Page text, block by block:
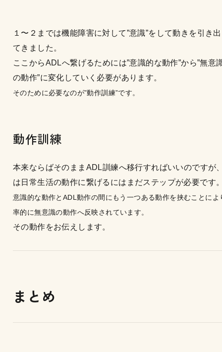
１〜２までは機能障害に対して”意識”をして動きを引き
てきました。
ここからADLへ繋げるためには”意識的な動作”から”無意
の動作”に変化していく必要があります。
そのために必要なのが”動作訓練”です。
動作訓練
本来ならばそのままADL訓練へ移行すればいいのですが
は日常生活の動作に繋げるにはまだステップが必要です
意識的な動作とADL動作の間にもう一つある動作を挟むことによ
率的に無意識の動作へ反映されています。
その動作をお伝えします。
まとめ